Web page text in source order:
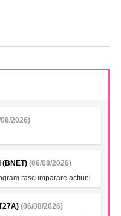
2026)
(BNET) (06/08/2026)
rascumparare actiuni
(06/08/2026)